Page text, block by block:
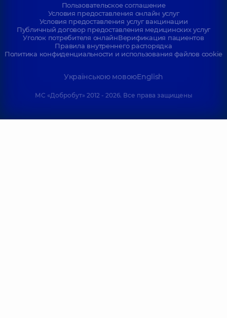
Пользовательское соглашение
Условия предоставления онлайн услуг
Условия предоставления услуг вакцинации
Публичный договор предоставления медицинских услуг
Уголок потребителя онлайнВерификация пациентов
Правила внутреннего распорядка
Политика конфиденциальности и использования файлов cookie
Українською мовоюEnglish
МС «Добробут» 2012 - 2026. Все права защищены